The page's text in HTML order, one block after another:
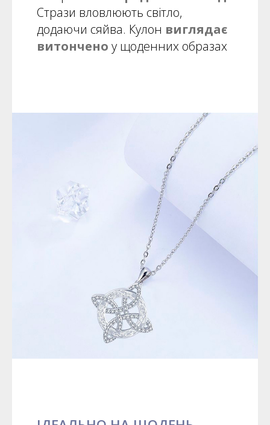
Стрази вловлюють світло,
додаючи сяйва. Кулон виглядає
витончено у щоденних образах